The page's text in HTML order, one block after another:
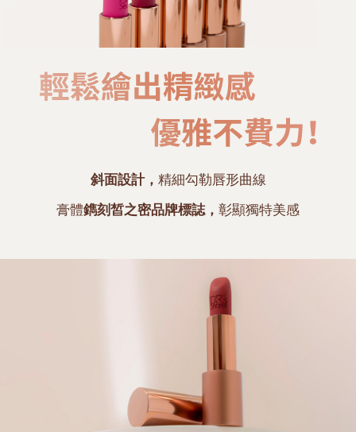
斜面設計， 精細勾勒唇形曲線
膏體鐫刻皙之密品牌標誌， 彰顯獨特美感